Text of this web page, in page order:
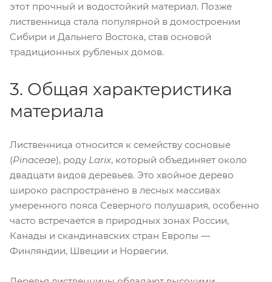
этот прочный и водостойкий материал. Позже
лиственница стала популярной в домостроении
Сибири и Дальнего Востока, став основой
традиционных рубленых домов.
3. Общая характеристика
материала
Лиственница относится к семейству сосновые
(Pinaceae), роду Larix, который объединяет около
двадцати видов деревьев. Это хвойное дерево
широко распространено в лесных массивах
умеренного пояса Северного полушария, особенно
часто встречается в природных зонах России,
Канады и скандинавских стран Европы —
Финляндии, Швеции и Норвегии.